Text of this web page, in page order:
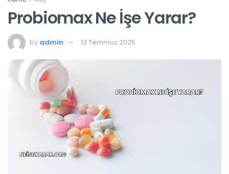
Probiomax Ne İşe Yarar?
by admin 13 Temmuz 2025